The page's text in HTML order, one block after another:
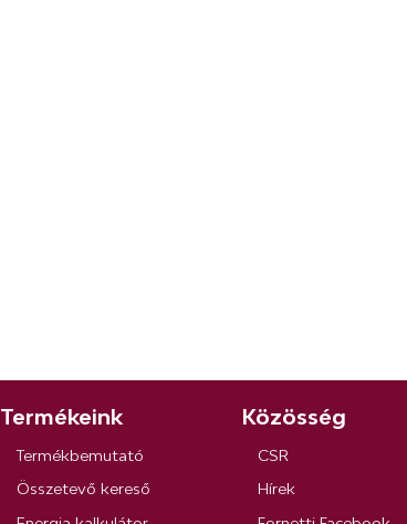
Termékeink
Termékbemutató
Összetevő kereső
Közösség
CSR
Hírek